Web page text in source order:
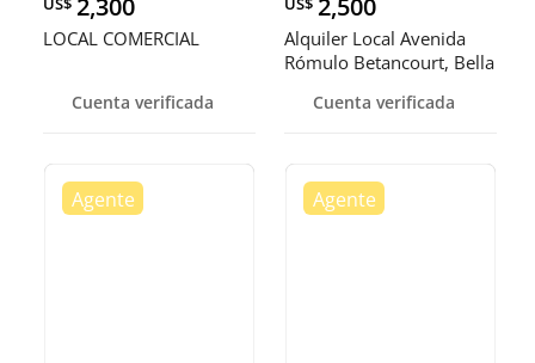
2,300
LOCAL COMERCIAL
Cuenta verificada
2,500
Alquiler Local Avenida
Rómulo Betancourt, Bella
Cuenta verificada